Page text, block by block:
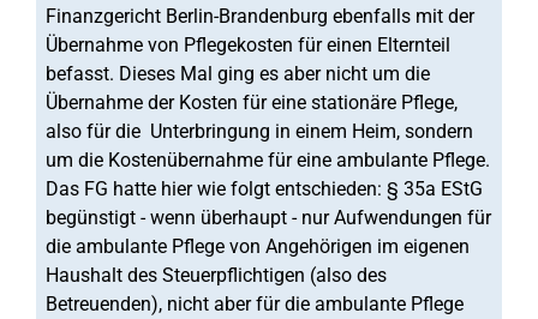
Finanzgericht Berlin-Brandenburg ebenfalls mit der
Übernahme von Pflegekosten für einen Elternteil
befasst. Dieses Mal ging es aber nicht um die
Übernahme der Kosten für eine stationäre Pflege,
also für die Unterbringung in einem Heim, sondern
um die Kostenübernahme für eine ambulante Pflege.
Das FG hatte hier wie folgt entschieden: § 35a EStG
begünstigt - wenn überhaupt - nur Aufwendungen für
die ambulante Pflege von Angehörigen im eigenen
Haushalt des Steuerpflichtigen (also des
Betreuenden), nicht aber für die ambulante Pflege